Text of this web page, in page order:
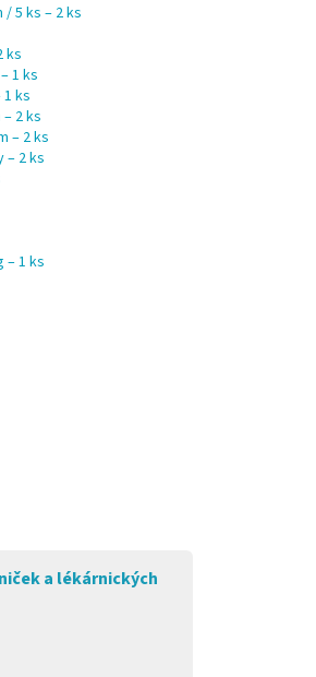
5 ks – 2 ks
ks
1 ks
ks
2 ks
– 2 ks
– 2 ks
– 1 ks
a lékárnických